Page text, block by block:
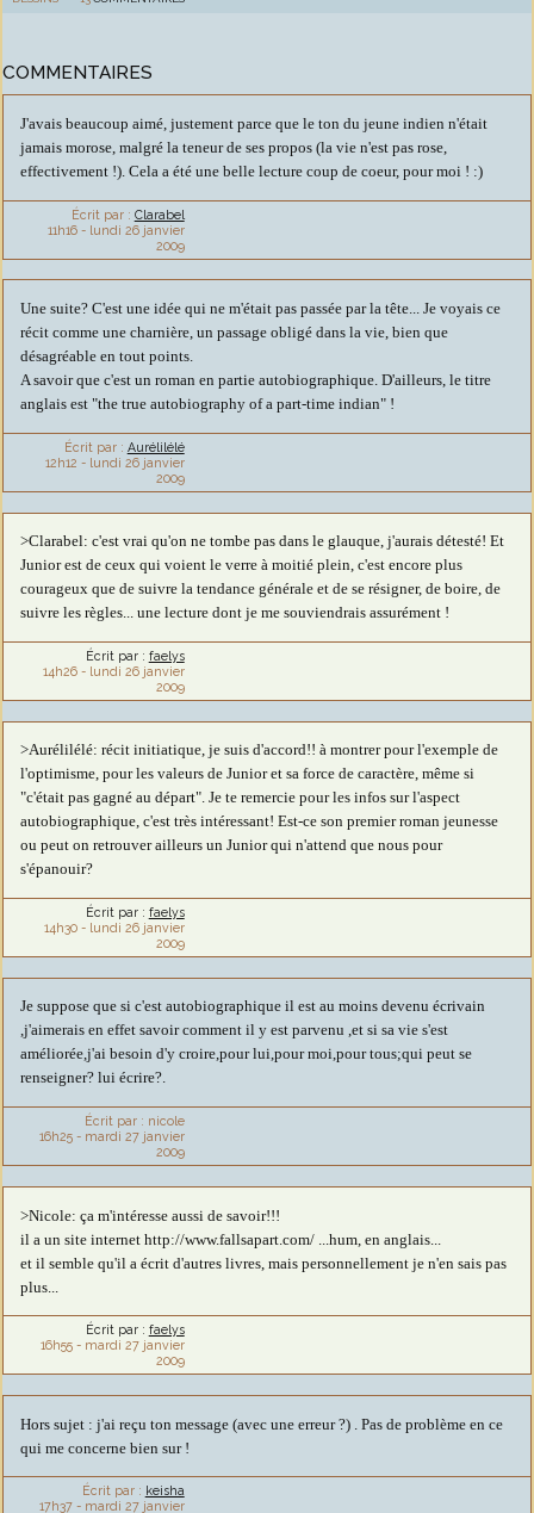
COMMENTAIRES
J'avais beaucoup aimé, justement parce que le ton du jeune indien n'était
jamais morose, malgré la teneur de ses propos (la vie n'est pas rose,
effectivement !). Cela a été une belle lecture coup de coeur, pour moi ! :)
Écrit par : Clarabel
11h16- lundi 26 janvier
2009
Une suite? C'est une idée qui ne m'était pas passée par la tête... Je voyais ce
récit comme une charnière, un passage obligé dans la vie, bien que
désagréable en tout points.
A savoir que c'est un roman en partie autobiographique. D'ailleurs, le titre
anglais est "the true autobiography of a part-time indian" !
Écrit par : Aurélilélé
12h12 - lundi 26 janvier
2009
>Clarabel: c'est vrai qu'on ne tombe pas dans le glauque, j'aurais détesté! Et
Junior est de ceux qui voient le verre à moitié plein, c'est encore plus
courageux que de suivre la tendance générale et de se résigner, de boire, de
suivre les règles... une lecture dont je me souviendrais assurément !
Écrit par : faelys
14h26- lundi 26 janvier
2009
>Aurélilélé: récit initiatique, je suis d'accord!! à montrer pour l'exemple de
l'optimisme, pour les valeurs de Junior et sa force de caractère, même si
"c'était pas gagné au départ". Je te remercie pour les infos sur l'aspect
autobiographique, c'est très intéressant! Est-ce son premier roman jeunesse
ou peut on retrouver ailleurs un Junior qui n'attend que nous pour
s'épanouir?
Écrit par : faelys
14h30- lundi 26 janvier
2009
Je suppose que si c'est autobiographique il est au moins devenu écrivain
,j'aimerais en effet savoir comment il y est parvenu ,et si sa vie s'est
améliorée,j'ai besoin d'y croire,pour lui,pour moi,pour tous;qui peut se
renseigner? lui écrire?.
Écrit par : nicole
16h25- mardi 27 janvier
2009
>Nicole: ça m'intéresse aussi de savoir!!!
il a un site internet http://www.fallsapart.com/ ...hum, en anglais...
et il semble qu'il a écrit d'autres livres, mais personnellement je n'en sais pas
plus...
Écrit par : faelys
16h55- mardi 27 janvier
2009
Hors sujet : j'ai reçu ton message (avec une erreur ?) . Pas de problème en ce
qui me concerne bien sur !
Écrit par : keisha
17h37- mardi 27 janvier